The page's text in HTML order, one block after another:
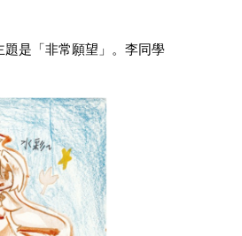
是「非常願望」。李同學